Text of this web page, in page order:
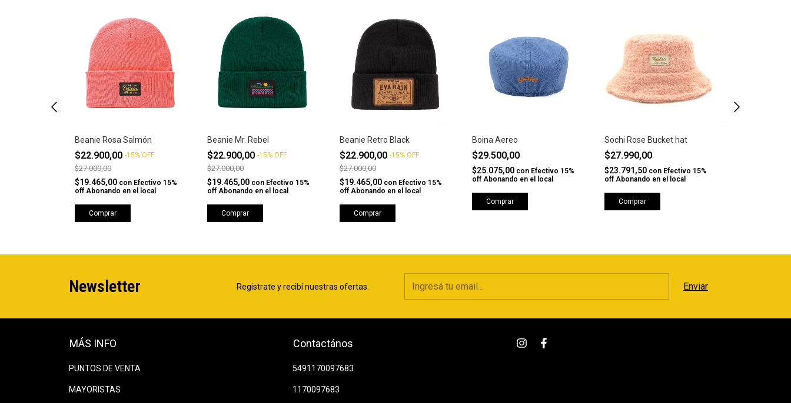
Beanie Rosa Salmón
$22.900,00 -15% OFF
$27.000,00
$19.465,00 con Efectivo 15%
off Abonando en el local
Comprar
Beanie Mr. Rebel
$22.900,00 -15% OFF
$27.000,00
$19.465,00 con Efectivo 15%
off Abonando en el local
Comprar
Beanie Retro Black
$22.900,00 -15% OFF
$27.000,00
$19.465,00 con Efectivo 15%
off Abonando en el local
Comprar
Boina Aereo
$29.500,00
$25.075,00 con Efectivo 15%
off Abonando en el local
Comprar
Sochi Rose Bucket hat
$27.990,00
$23.791,50 con Efectivo 15%
off Abonando en el local
Comprar
Newsletter Registrate y recibí nuestras ofertas.
MÁS INFO
PUNTOS DE VENTA
MAYORISTAS
Contactános
5491170097683
1170097683